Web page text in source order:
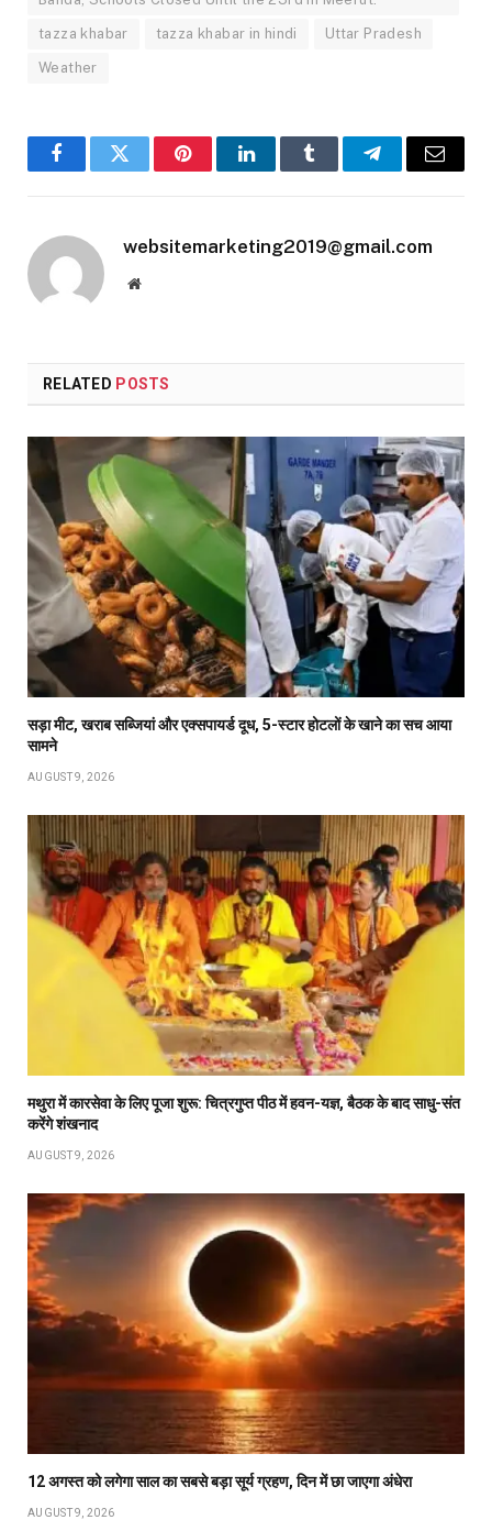
tazza khabar tazza khabar in hindi Uttar Pradesh
Weather
FacebookTwitter PinterestLinkedInTumblr TelegramEmail
websitemarketing2019@gmail.com
Website
RELATED POSTS
सड़ा मीट, खराब सब्जियां और एक्सपायर्ड दूध, 5-स्टार होटलों के खाने का सच आया
सामने
AUGUST 9, 2026
मथुरा में कारसेवा के लिए पूजा शुरू: चित्रगुप्त पीठ में हवन-यज्ञ, बैठक के बाद साधु-संत
करेंगे शंखनाद
AUGUST 9, 2026
12 अगस्त को लगेगा साल का सबसे बड़ा सूर्य ग्रहण, दिन में छा जाएगा अंधेरा
AUGUST 9, 2026